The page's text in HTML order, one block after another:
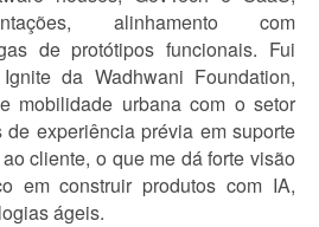
alinhamento com
de protótipos funcionais. Fui
da Wadhwani Foundation,
mobilidade urbana com o setor
experiência prévia em suporte
cliente, o que me dá forte visão
em construir produtos com IA,
ágeis.